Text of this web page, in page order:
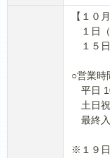
【１０
１日（
１５日
○営業時
平日
土日
最終入
※１９